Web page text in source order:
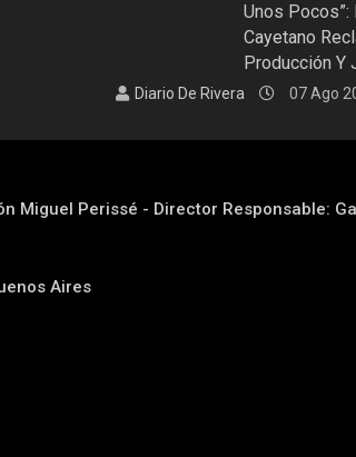
Unos Pocos”:
Cayetano
Producción Y
Diario De Rivera 07 Ago
Miguel Perissé - Director Responsable:
Aires